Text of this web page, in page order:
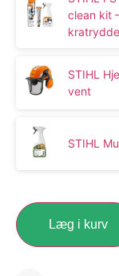
clean kit
STIHL
vent
STIHL
Læg i kurv